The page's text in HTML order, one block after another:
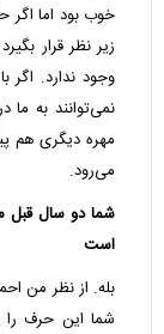
خوب بود اما اگر
زیر نظر قرار
وجود ندارد. اگر
نمی‌توانند به ما
مهره دیگری هم
می‌رود.
شما دو سال قبل
است
بله. از نظر من
شما این حرف را